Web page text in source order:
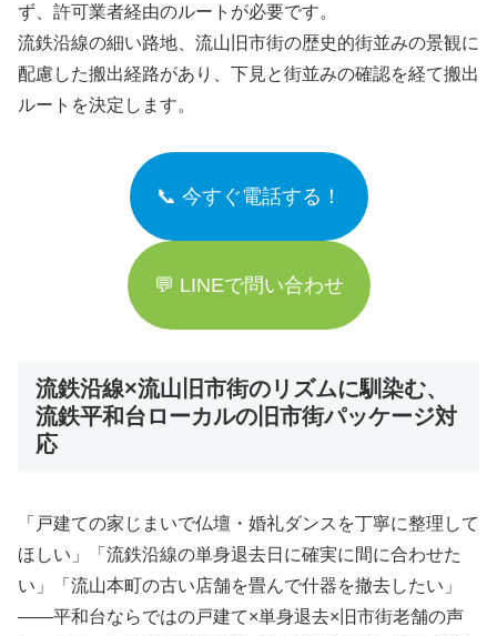
ず、許可業者経由のルートが必要です。
流鉄沿線の細い路地、流山旧市街の歴史的街並みの景観に
配慮した搬出経路があり、下見と街並みの確認を経て搬出
ルートを決定します。
📞 今すぐ電話する！
💬 LINEで問い合わせ
流鉄沿線×流山旧市街のリズムに馴染む、
流鉄平和台ローカルの旧市街パッケージ対
応
「戸建ての家じまいで仏壇・婚礼ダンスを丁寧に整理して
ほしい」「流鉄沿線の単身退去日に確実に間に合わせた
い」「流山本町の古い店舗を畳んで什器を撤去したい」
――平和台ならではの戸建て×単身退去×旧市街老舗の声